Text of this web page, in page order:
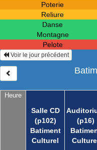
Poterie
Reliure
Danse
Montagne
Pelote
Heure
Salle CD
(p102)
Batiment
Culturel
(p16)
Voir le jour précédent